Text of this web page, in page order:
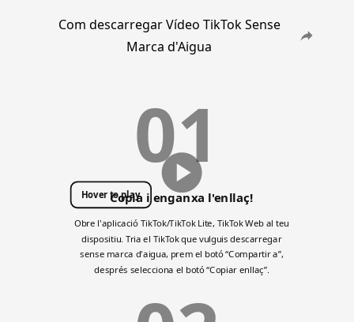
Com descarregar Vídeo TikTok Sense
Marca d'Aigua
01
Hover to playCopia i enganxa l'enllaç!
Obre l'aplicació TikTok/TikTok Lite, TikTok Web al teu
dispositiu. Tria el TikTok que vulguis descarregar
sense marca d'aigua, prem el botó “Compartir a”,
després selecciona el botó “Copiar enllaç”.